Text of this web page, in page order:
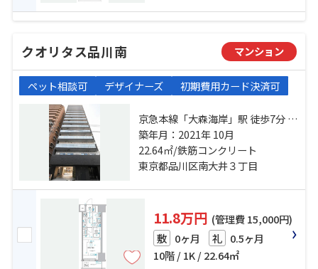
クオリタス品川南 マンション
ペット相談可 デザイナーズ 初期費用カード決済可
京急本線「大森海岸」駅 徒歩7分 京
浜東北線「大森」駅 徒歩11分 東京
モノレール「大井競馬場前」駅 徒
歩17分
築年月：2021年 10月
22.64㎡/鉄筋コンクリート
東京都品川区南大井３丁目
11.8万円 (管理費 15,000円)
敷 0ヶ月 礼 0.5ヶ月
10階 / 1K / 22.64㎡